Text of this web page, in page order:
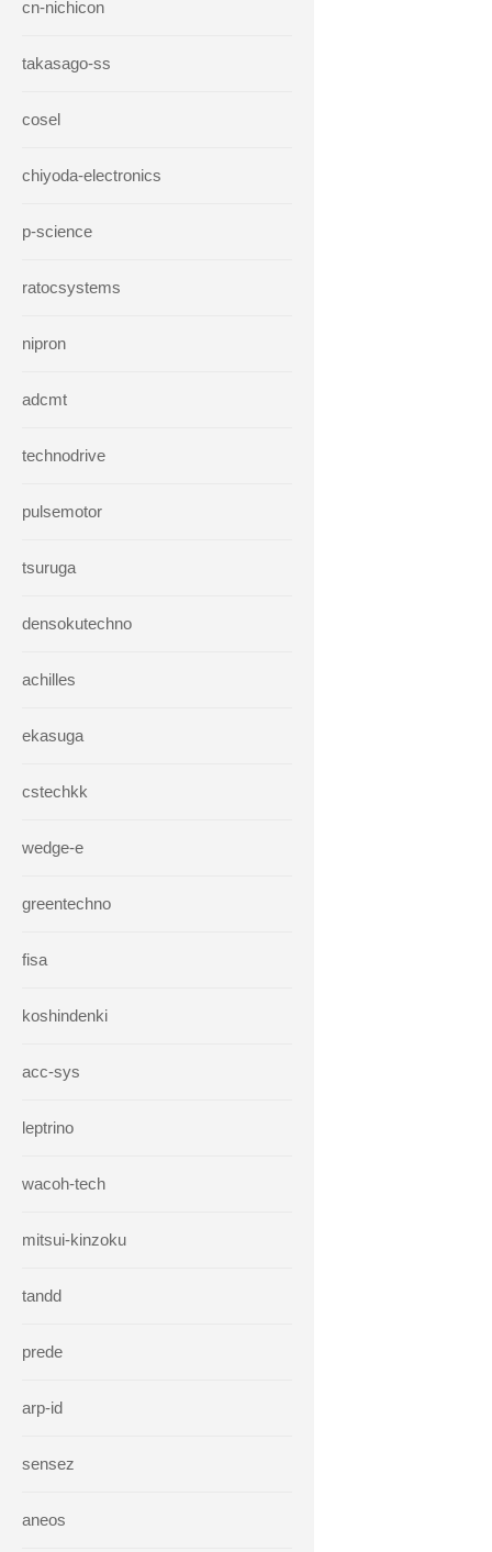
cn-nichicon
takasago-ss
cosel
chiyoda-electronics
p-science
ratocsystems
nipron
adcmt
technodrive
pulsemotor
tsuruga
densokutechno
achilles
ekasuga
cstechkk
wedge-e
greentechno
fisa
koshindenki
acc-sys
leptrino
wacoh-tech
mitsui-kinzoku
tandd
prede
arp-id
sensez
aneos